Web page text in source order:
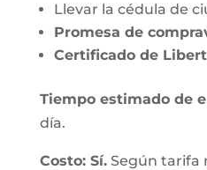
Llevar la cédula de
Promesa de
Certificado de
Tiempo estimado de
día.
Costo: Sí.Según tarifa